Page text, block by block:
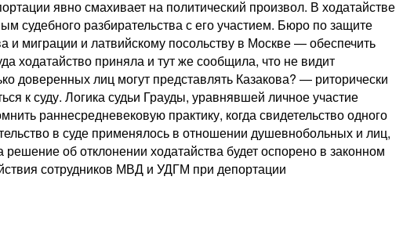
явно смахивает на политический произвол. В ходатайстве
судебного разбирательства с его участием. Бюро по защите
миграции и латвийскому посольству в Москве — обеспечить
ходатайство приняла и тут же сообщила, что не видит
доверенных лиц могут представлять Казакова? — риторически
к суду. Логика судьи Грауды, уравнявшей личное участие
раннесредневековую практику, когда свидетельство одного
в суде применялось в отношении душевнобольных и лиц,
об отклонении ходатайства будет оспорено в законном
сотрудников МВД и УДГМ при депортации